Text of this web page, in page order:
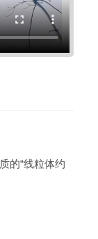
的“线粒体约